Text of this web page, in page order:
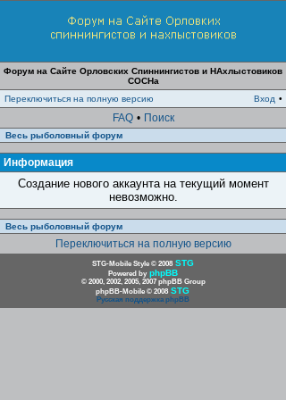
Форум на Сайте Орловских Спиннингистов и НАхлыстовиков
СОСНа
Переключиться на полную версию
Вход •
FAQ • Поиск
Весь рыболовный форум
Информация
Создание нового аккаунта на текущий момент
невозможно.
Весь рыболовный форум
Переключиться на полную версию
STG-Mobile Style © 2008 STG
Powered by phpBB
© 2000, 2002, 2005, 2007 phpBB Group
phpBB-Mobile © 2008 STG
Русская поддержка phpBB